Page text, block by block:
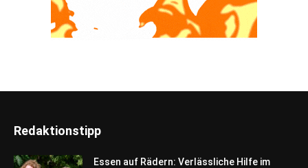
Redaktionstipp
Essen auf Rädern: Verlässliche Hilfe im